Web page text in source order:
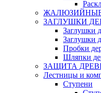
ЗАГЛУШКИ
Заглушки
Заглушки
Пробки
Шляпки
ЗАЩИТА
Лестницы и
Ступени